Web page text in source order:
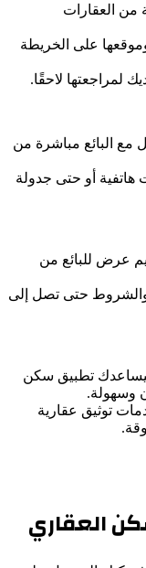
من العقارات
على الخريطة
لمراجعتها لاحقًا.
مع البائع مباشرة من
هاتفية أو حتى جدولة
عرض للبائع من
والشروط حتى تصل إلى
سيساعدك تطبيق سكن
وسهولة.
توثيق عقارية
العقاري